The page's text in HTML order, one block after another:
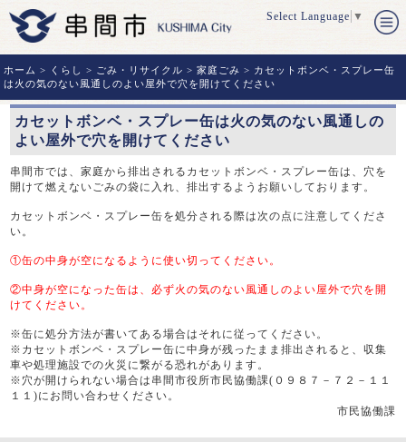
Select Language ▼
ホーム > くらし > ごみ・リサイクル >家庭ごみ > カセットボンベ・スプレー缶
は火の気のない風通しのよい屋外で穴を開けてください
カセットボンベ・スプレー缶は火の気のない風通しの
よい屋外で穴を開けてください
串間市では、家庭から排出されるカセットボンベ・スプレー缶は、穴を
開けて燃えないごみの袋に入れ、排出するようお願いしております。
カセットボンベ・スプレー缶を処分される際は次の点に注意してくださ
い。
①缶の中身が空になるように使い切ってください。
②中身が空になった缶は、必ず火の気のない風通しのよい屋外で穴を開
けてください。
※缶に処分方法が書いてある場合はそれに従ってください。
※カセットボンベ・スプレー缶に中身が残ったまま排出されると、収集
車や処理施設での火災に繋がる恐れがあります。
※穴が開けられない場合は串間市役所市民協働課(０９８７－７２－１１
１１)にお問い合わせください。
市民協働課